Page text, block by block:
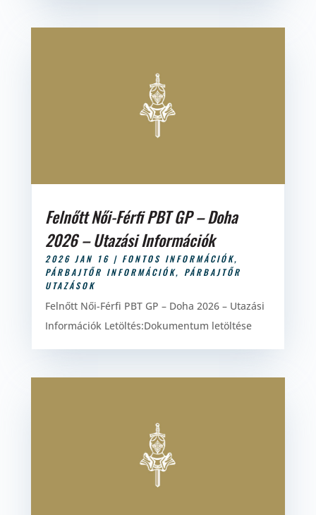
Felnőtt Női-Férfi PBT GP – Doha
2026 – Utazási Információk
2026 JAN 16 | FONTOS INFORMÁCIÓK,
PÁRBAJTŐR INFORMÁCIÓK, PÁRBAJTŐR
UTAZÁSOK
Felnőtt Női-Férfi PBT GP – Doha 2026 – Utazási
Információk Letöltés:Dokumentum letöltése